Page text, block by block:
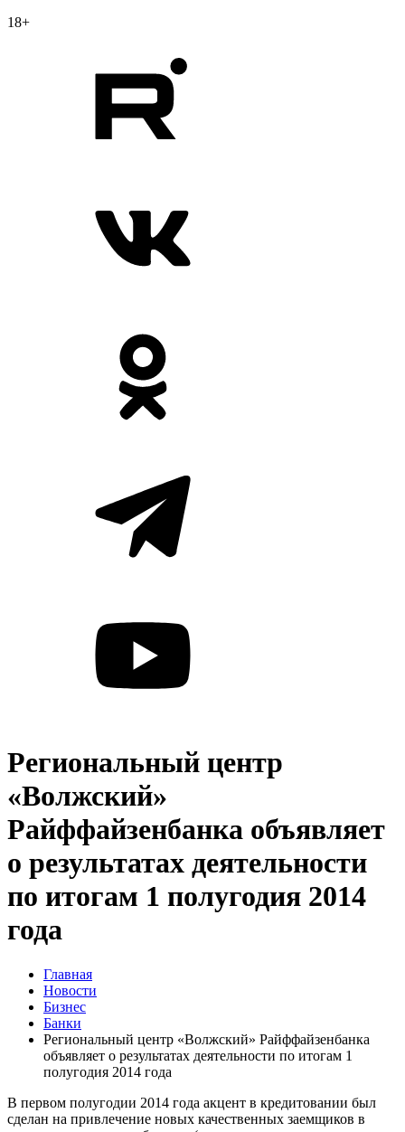
18+
Региональный центр
«Волжский»
Райффайзенбанка объявляет
о результатах деятельности
по итогам 1 полугодия 2014
года
Главная
Новости
Бизнес
Банки
Региональный центр «Волжский» Райффайзенбанка
объявляет о результатах деятельности по итогам 1
полугодия 2014 года
В первом полугодии 2014 года акцент в кредитовании был
сделан на привлечение новых качественных заемщиков в